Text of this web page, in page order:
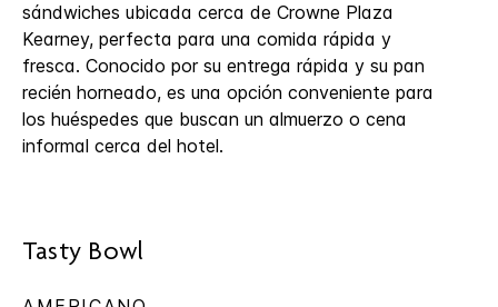
sándwiches ubicada cerca de Crowne Plaza
Kearney, perfecta para una comida rápida y
fresca. Conocido por su entrega rápida y su pan
recién horneado, es una opción conveniente para
los huéspedes que buscan un almuerzo o cena
informal cerca del hotel.
Tasty Bowl